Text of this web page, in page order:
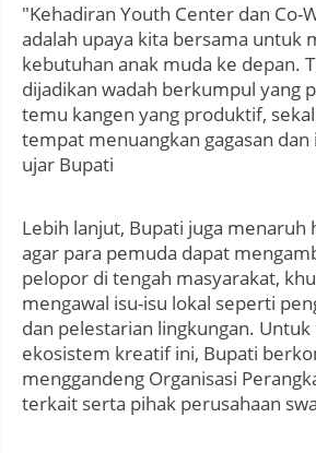
"Kehadiran Youth Center dan Co-
adalah upaya kita bersama untuk
kebutuhan anak muda ke depan.
dijadikan wadah berkumpul yang
temu kangen yang produktif,
tempat menuangkan gagasan
ujar Bupati
Lebih lanjut, Bupati juga menaruh
agar para pemuda dapat
pelopor di tengah masyarakat,
mengawal isu-isu lokal seperti
dan pelestarian lingkungan.
ekosistem kreatif ini, Bupati
menggandeng Organisasi
terkait serta pihak perusahaan